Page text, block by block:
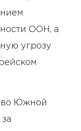
ООН, а
угрозу
Южной